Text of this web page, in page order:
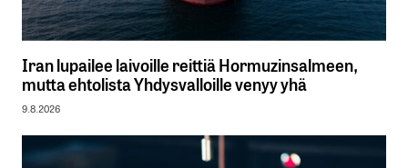
Iran lupailee laivoille reittiä Hormuzinsalmeen,
mutta ehtolista Yhdysvalloille venyy yhä
9.8.2026